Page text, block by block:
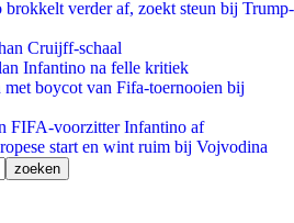
brokkelt verder af, zoekt steun bij Trump-
Cruijff-schaal
Infantino na felle kritiek
met boycot van Fifa-toernooien bij
FIFA-voorzitter Infantino af
start en wint ruim bij Vojvodina